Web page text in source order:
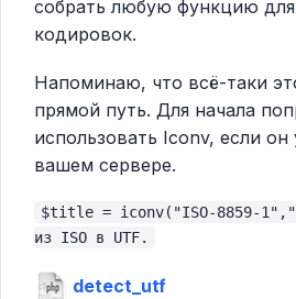
собрать любую функцию
кодировок.
Напоминаю, что всё-таки
прямой путь. Для начала
использовать Iconv, если он
вашем сервере.
$title = iconv("ISO-8859-
из ISO в UTF.
detect_utf